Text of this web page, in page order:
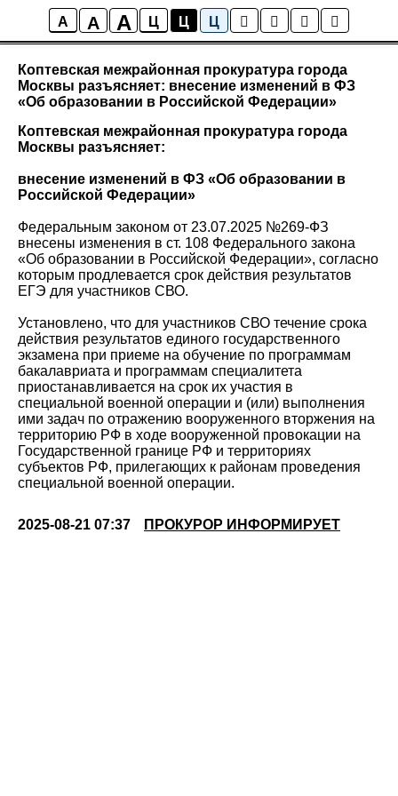
A A A Ц Ц Ц
Новости района Коптево
Коптевская межрайонная прокуратура города
Москвы разъясняет: внесение изменений в ФЗ
«Об образовании в Российской Федерации»
Коптевская межрайонная прокуратура города
Москвы разъясняет:
внесение изменений в ФЗ «Об образовании в
Российской Федерации»
Федеральным законом от 23.07.2025 №269-ФЗ
внесены изменения в ст. 108 Федерального закона
«Об образовании в Российской Федерации», согласно
которым продлевается срок действия результатов
ЕГЭ для участников СВО.
Установлено, что для участников СВО течение срока
действия результатов единого государственного
экзамена при приеме на обучение по программам
бакалавриата и программам специалитета
приостанавливается на срок их участия в
специальной военной операции и (или) выполнения
ими задач по отражению вооруженного вторжения на
территорию РФ в ходе вооруженной провокации на
Государственной границе РФ и территориях
субъектов РФ, прилегающих к районам проведения
специальной военной операции.
2025-08-21 07:37 ПРОКУРОР ИНФОРМИРУЕТ